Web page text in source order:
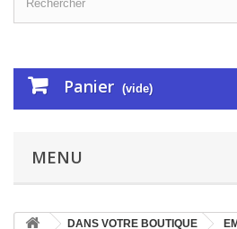
Panier (vide)
MENU
DANS VOTRE BOUTIQUE